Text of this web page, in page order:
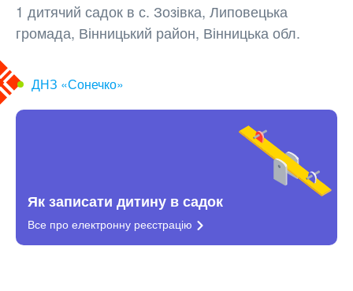
1 дитячий садок в с. Зозівка, Липовецька
громада, Вінницький район, Вінницька обл.
ДНЗ «Сонечко»
Як записати дитину в садок
Все про електронну реєстрацію